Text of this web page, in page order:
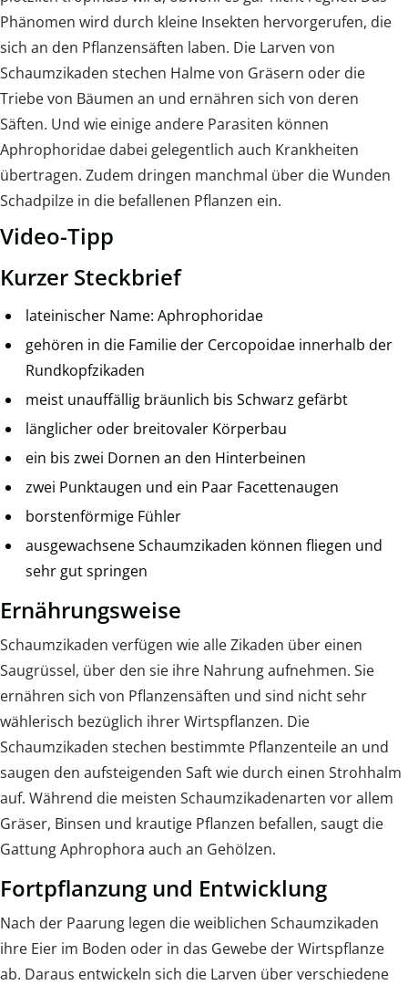
Phänomen wird durch kleine Insekten hervorgerufen, die
sich an den Pflanzensäften laben. Die Larven von
Schaumzikaden stechen Halme von Gräsern oder die
Triebe von Bäumen an und ernähren sich von deren
Säften. Und wie einige andere Parasiten können
Aphrophoridae dabei gelegentlich auch Krankheiten
übertragen. Zudem dringen manchmal über die Wunden
Schadpilze in die befallenen Pflanzen ein.
Video-Tipp
Kurzer Steckbrief
lateinischer Name: Aphrophoridae
gehören in die Familie der Cercopoidae innerhalb der
Rundkopfzikaden
meist unauffällig bräunlich bis Schwarz gefärbt
länglicher oder breitovaler Körperbau
ein bis zwei Dornen an den Hinterbeinen
zwei Punktaugen und ein Paar Facettenaugen
borstenförmige Fühler
ausgewachsene Schaumzikaden können fliegen und
sehr gut springen
Ernährungsweise
Schaumzikaden verfügen wie alle Zikaden über einen
Saugrüssel, über den sie ihre Nahrung aufnehmen. Sie
ernähren sich von Pflanzensäften und sind nicht sehr
wählerisch bezüglich ihrer Wirtspflanzen. Die
Schaumzikaden stechen bestimmte Pflanzenteile an und
saugen den aufsteigenden Saft wie durch einen Strohhalm
auf. Während die meisten Schaumzikadenarten vor allem
Gräser, Binsen und krautige Pflanzen befallen, saugt die
Gattung Aphrophora auch an Gehölzen.
Fortpflanzung und Entwicklung
Nach der Paarung legen die weiblichen Schaumzikaden
ihre Eier im Boden oder in das Gewebe der Wirtspflanze
ab. Daraus entwickeln sich die Larven über verschiedene